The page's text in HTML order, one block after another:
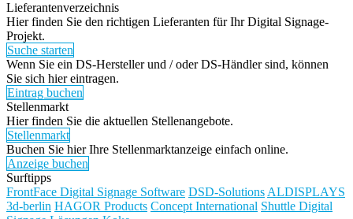
Lieferantenverzeichnis
Hier finden Sie den richtigen Lieferanten für Ihr Digital Signage-
Projekt.
Suche starten
Wenn Sie ein DS-Hersteller und / oder DS-Händler sind, können
Sie sich hier eintragen.
Eintrag buchen
Stellenmarkt
Hier finden Sie die aktuellen Stellenangebote.
Stellenmarkt
Buchen Sie hier Ihre Stellenmarktanzeige einfach online.
Anzeige buchen
Surftipps
FrontFace Digital Signage Software DSD-Solutions ALDISPLAYS
3d-berlin HAGOR Products Concept International Shuttle Digital